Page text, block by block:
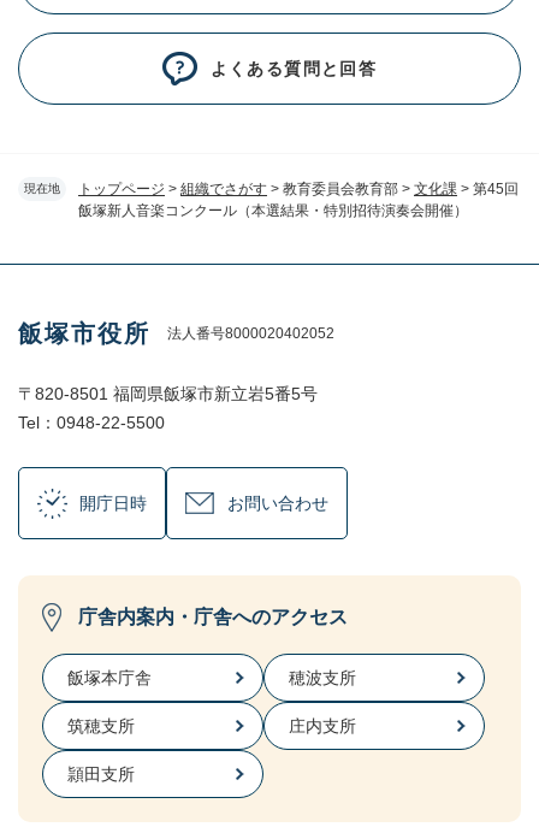
現在地 トップページ > 組織でさがす > 教育委員会教育部 > 文化課 > 第45回
飯塚新人音楽コンクール（本選結果・特別招待演奏会開催）
よくある質問と回答
飯塚市役所 法人番号8000020402052
〒820-8501 福岡県飯塚市新立岩5番5号
Tel：0948-22-5500
開庁日時 お問い合わせ
庁舎内案内・庁舎へのアクセス
飯塚本庁舎 穂波支所
筑穂支所 庄内支所
頴田支所